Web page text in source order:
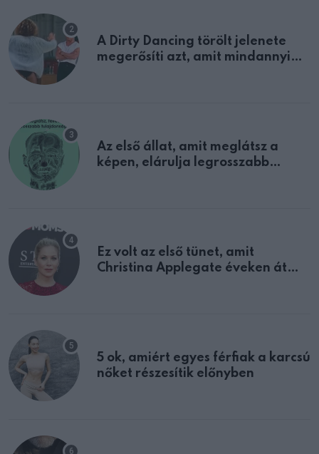
A Dirty Dancing törölt jelenete
megerősíti azt, amit mindannyian
Az első állat, amit meglátsz a
képen, elárulja legrosszabb
Ez volt az első tünet, amit
Christina Applegate éveken át
5 ok, amiért egyes férfiak a karcsú
nőket részesítik előnyben